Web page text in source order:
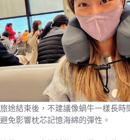
旅途結束後，不建議像蝸牛一樣長時
避免影響枕芯記憶海綿的彈性。